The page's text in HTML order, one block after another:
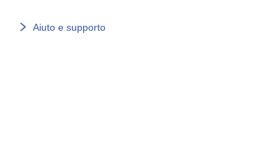
Aiuto e supporto